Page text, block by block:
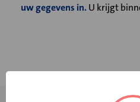
uw gegevens in.U krijgt